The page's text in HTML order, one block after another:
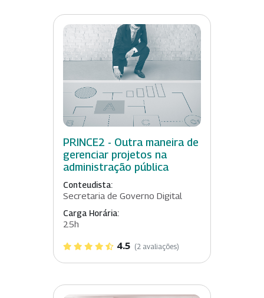
PRINCE2 - Outra maneira de
gerenciar projetos na
administração pública
Conteudista:
Secretaria de Governo Digital
Carga Horária:
25h
4.5 (2 avaliações)